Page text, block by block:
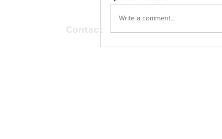
Write a comment...
Contact